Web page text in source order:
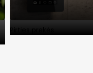
Pirties prekės